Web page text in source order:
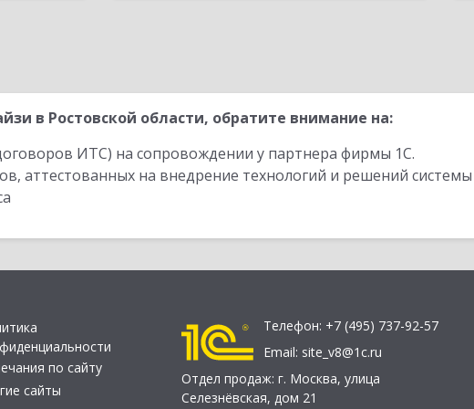
в Ростовской области, обратите внимание на:
ИТС) на сопровождении у партнера фирмы 1С.
аттестованных на внедрение технологий и решений
по сайту
сайты
Телефон: +7 (495) 737-92-57
Email: site_v8@1c.ru
Отдел продаж: г. Москва, улица
Селезнёвская, дом 21